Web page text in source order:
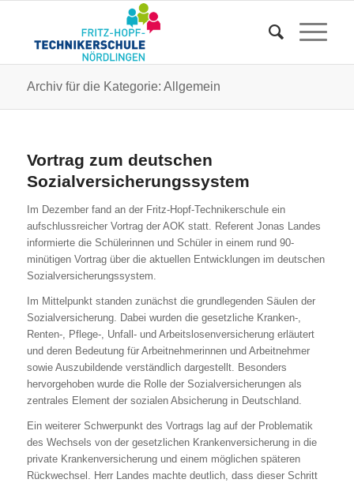
Archiv für die Kategorie: Allgemein
Vortrag zum deutschen
Sozialversicherungssystem
Im Dezember fand an der Fritz-Hopf-Technikerschule ein
aufschlussreicher Vortrag der AOK statt. Referent Jonas Landes
informierte die Schülerinnen und Schüler in einem rund 90-
minütigen Vortrag über die aktuellen Entwicklungen im deutschen
Sozialversicherungssystem.
Im Mittelpunkt standen zunächst die grundlegenden Säulen der
Sozialversicherung. Dabei wurden die gesetzliche Kranken-,
Renten-, Pflege-, Unfall- und Arbeitslosenversicherung erläutert
und deren Bedeutung für Arbeitnehmerinnen und Arbeitnehmer
sowie Auszubildende verständlich dargestellt. Besonders
hervorgehoben wurde die Rolle der Sozialversicherungen als
zentrales Element der sozialen Absicherung in Deutschland.
Ein weiterer Schwerpunkt des Vortrags lag auf der Problematik
des Wechsels von der gesetzlichen Krankenversicherung in die
private Krankenversicherung und einem möglichen späteren
Rückwechsel. Herr Landes machte deutlich, dass dieser Schritt